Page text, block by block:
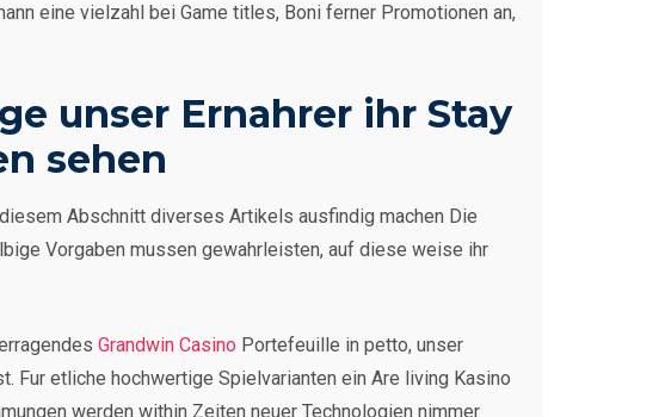
eine vielzahl bei Game titles, Boni ferner Promotionen an,
unser Ernahrer ihr Stay
sehen
Abschnitt diverses Artikels ausfindig machen Die
Vorgaben mussen gewahrleisten, auf diese weise ihr
Grandwin Casino Portefeuille in petto, unser
Fur etliche hochwertige Spielvarianten ein Are living Kasino
werden within Zeiten neuer Technologien nimmer